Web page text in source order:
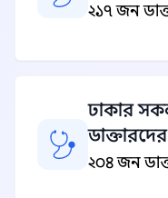
২১৭ জন
ঢাকার
২০৪ জন